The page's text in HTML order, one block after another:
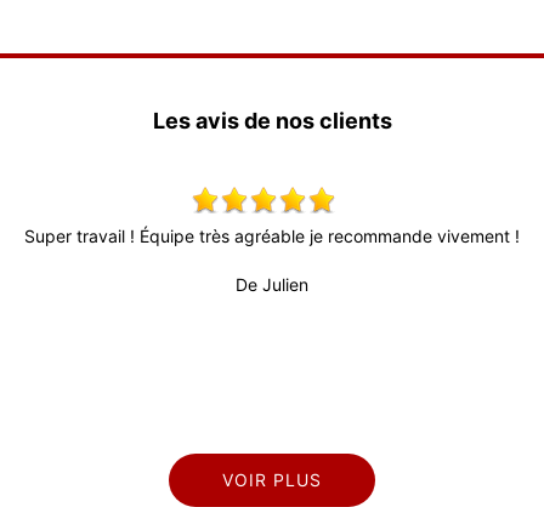
Les avis de nos clients
Super travail ! Équipe très agréable je recommande vivement !
De Julien
VOIR PLUS